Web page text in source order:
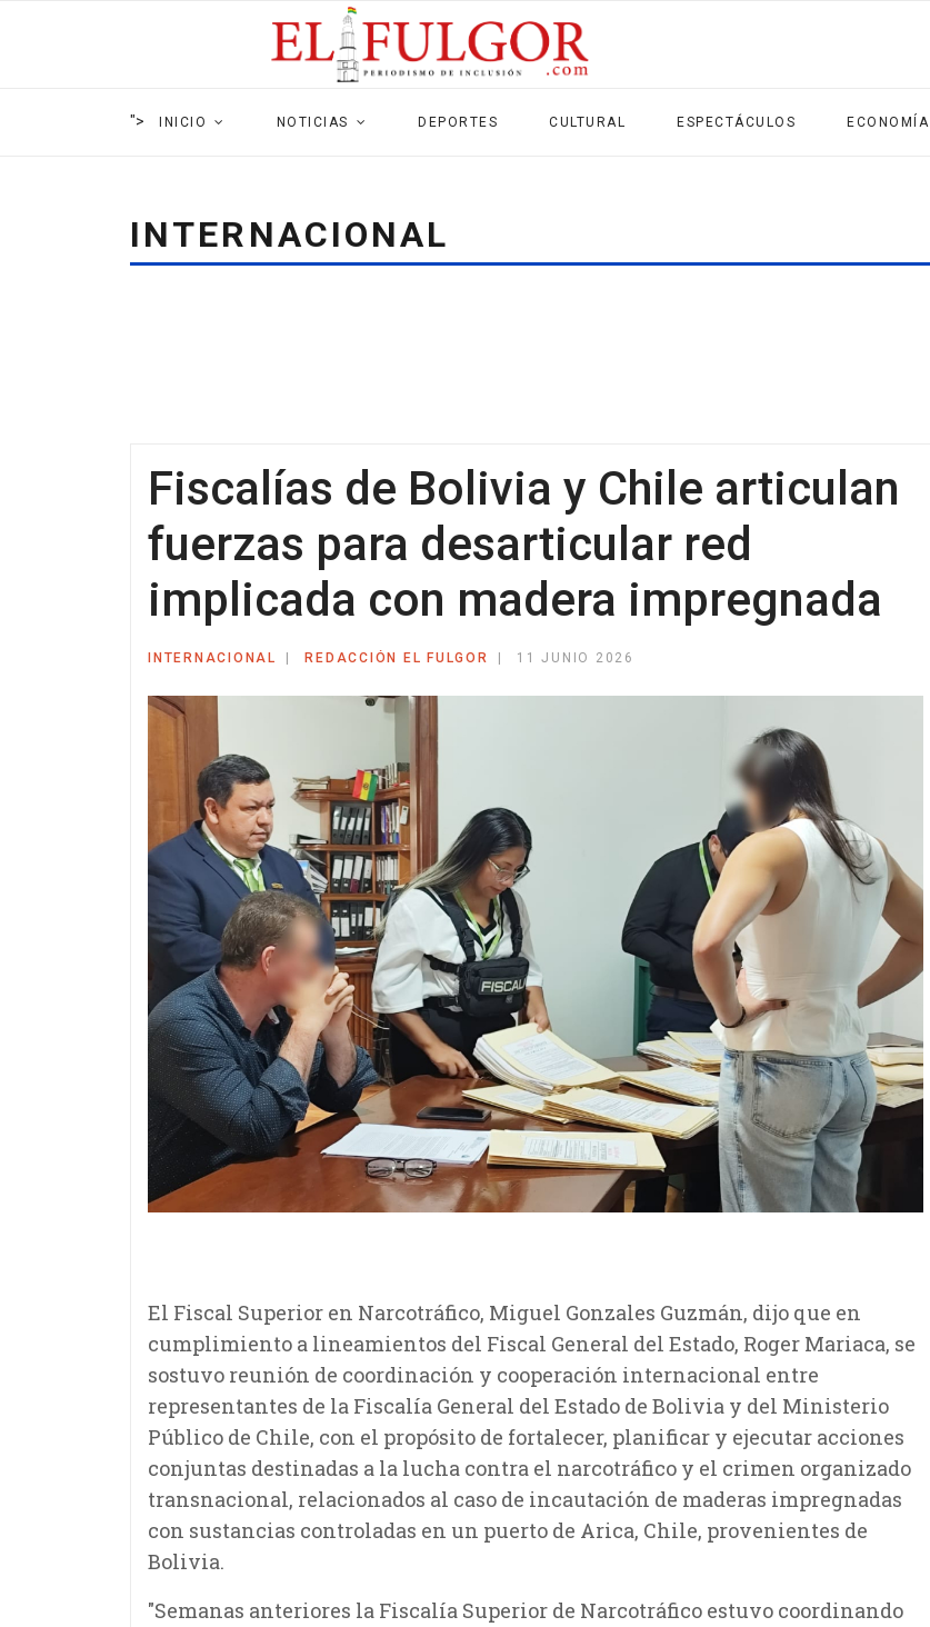
"> INICIO NOTICIAS DEPORTES CULTURAL ESPECTÁCULOS ECONOMÍA
INTERNACIONAL
Fiscalías de Bolivia y Chile articulan
fuerzas para desarticular red
implicada con madera impregnada
INTERNACIONAL REDACCIÓN EL FULGOR 11 JUNIO 2026
El Fiscal Superior en Narcotráfico, Miguel Gonzales Guzmán, dijo que en
cumplimiento a lineamientos del Fiscal General del Estado, Roger Mariaca, se
sostuvo reunión de coordinación y cooperación internacional entre
representantes de la Fiscalía General del Estado de Bolivia y del Ministerio
Público de Chile, con el propósito de fortalecer, planificar y ejecutar acciones
conjuntas destinadas a la lucha contra el narcotráfico y el crimen organizado
transnacional, relacionados al caso de incautación de maderas impregnadas
con sustancias controladas en un puerto de Arica, Chile, provenientes de
Bolivia.
"Semanas anteriores la Fiscalía Superior de Narcotráfico estuvo coordinando